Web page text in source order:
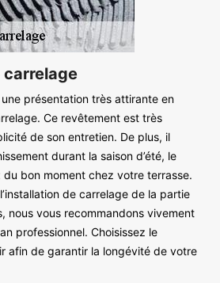
présentation très attirante en
Ce revêtement est très
de son entretien. De plus, il
durant la saison d’été, le
bon moment chez votre terrasse.
de carrelage de la partie
nous vous recommandons vivement
professionnel. Choisissez le
afin de garantir la longévité de votre